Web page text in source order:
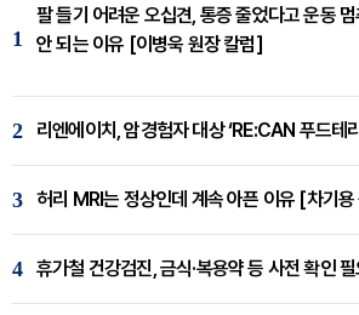
1
팔 들기 어려운 오십견, 통증 줄었다고 운동
안 되는 이유 [이병욱 원장 칼럼]
2 리엔에이치, 암경험자 대상 ‘RE:CAN 푸드테
3 허리 MRI는 정상인데 계속 아픈 이유 [차기
4 휴가철 건강검진, 금식·복용약 등 사전 확인